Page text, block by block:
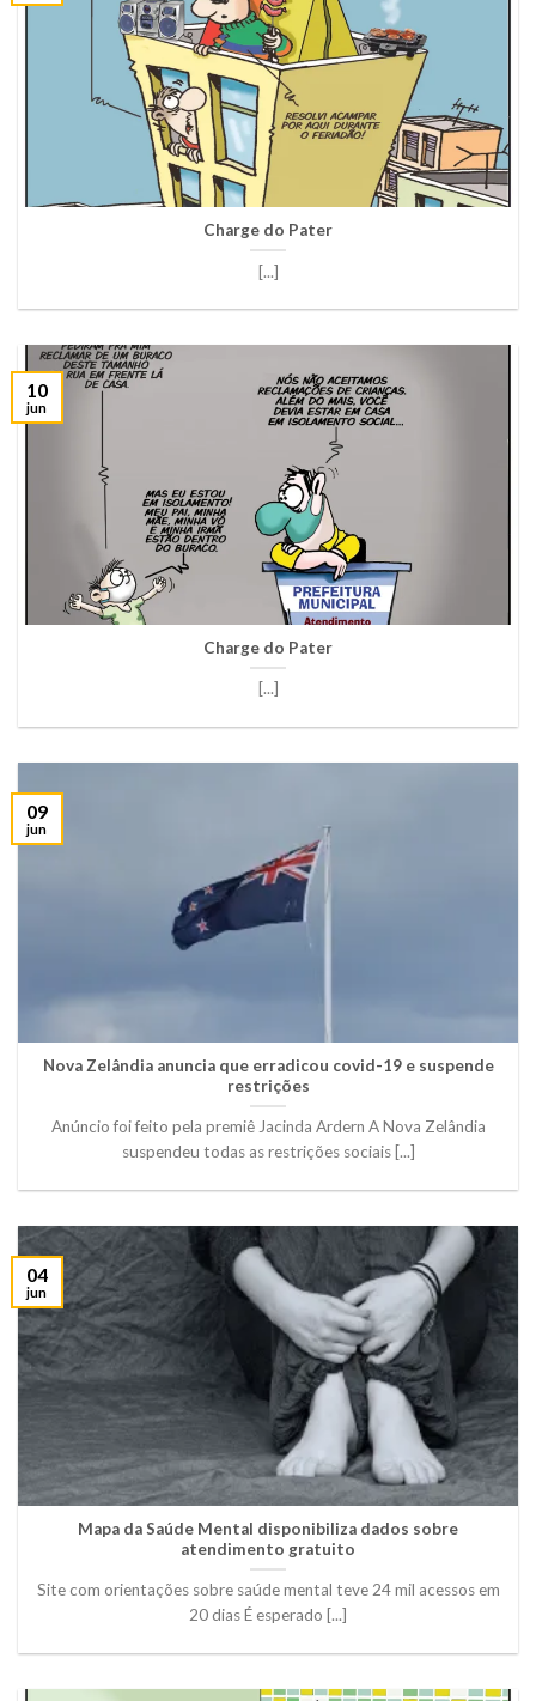
Charge do Pater
[...]
Charge do Pater
[...]
10
jun
Nova Zelândia anuncia que erradicou covid-19 e suspende
restrições
Anúncio foi feito pela premiê Jacinda Ardern A Nova Zelândia
suspendeu todas as restrições sociais [...]
09
jun
Mapa da Saúde Mental disponibiliza dados sobre
atendimento gratuito
Site com orientações sobre saúde mental teve 24 mil acessos em
20 dias É esperado [...]
04
jun